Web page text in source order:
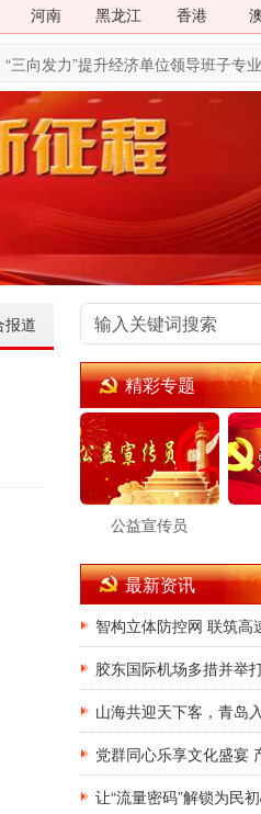
河南 黑龙江 香港
发力”提升经济单位领导班子专业化
报道
精彩专题
公益宣传员
最新资讯
让“流量密码”解锁为民